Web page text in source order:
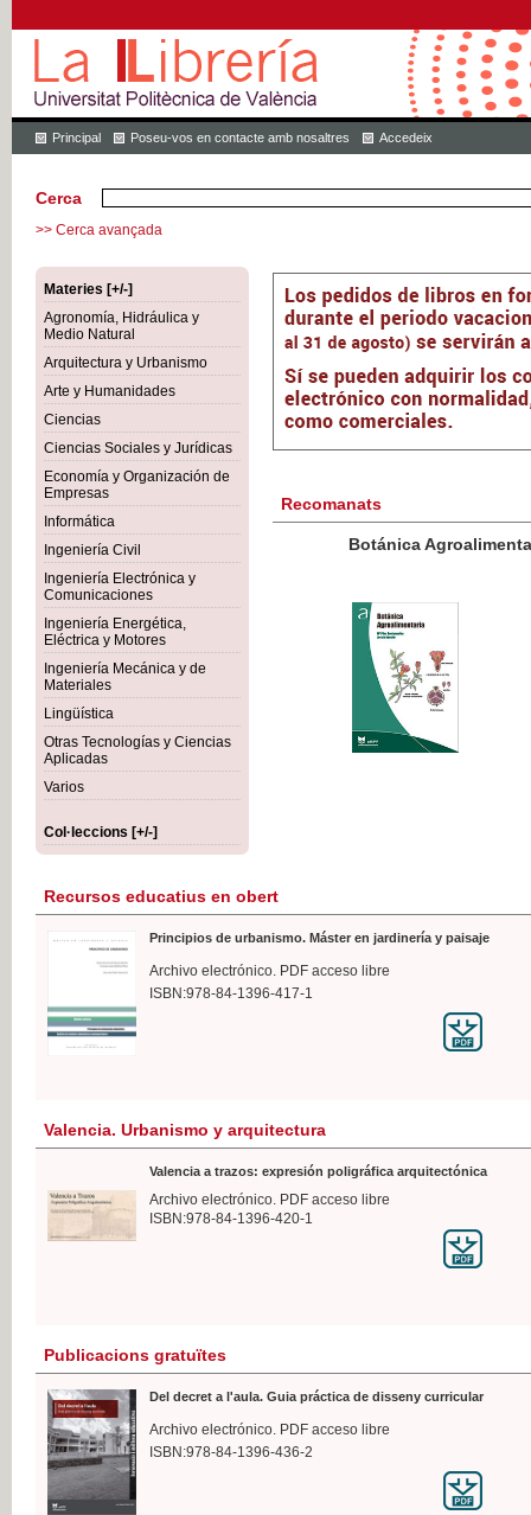
Principal Poseu-vos en contacte amb nosaltres Accedeix
Cerca
>> Cerca avançada
Materies [+/-]
Agronomía, Hidráulica y
Medio Natural
Arquitectura y Urbanismo
Arte y Humanidades
Ciencias
Ciencias Sociales y Jurídicas
Economía y Organización de
Empresas
Informática
Ingeniería Civil
Ingeniería Electrónica y
Comunicaciones
Ingeniería Energética,
Eléctrica y Motores
Ingeniería Mecánica y de
Materiales
Lingüística
Otras Tecnologías y Ciencias
Aplicadas
Varios
Col·leccions [+/-]
Recomanats
Botánica Agroalimentaria
Recursos educatius en obert
Principios de urbanismo. Máster en jardinería y paisaje
Archivo electrónico. PDF acceso libre
ISBN:978-84-1396-417-1
Valencia. Urbanismo y arquitectura
Valencia a trazos: expresión poligráfica arquitectónica
Archivo electrónico. PDF acceso libre
ISBN:978-84-1396-420-1
Publicacions gratuïtes
Del decret a l'aula. Guia práctica de disseny curricular
Archivo electrónico. PDF acceso libre
ISBN:978-84-1396-436-2